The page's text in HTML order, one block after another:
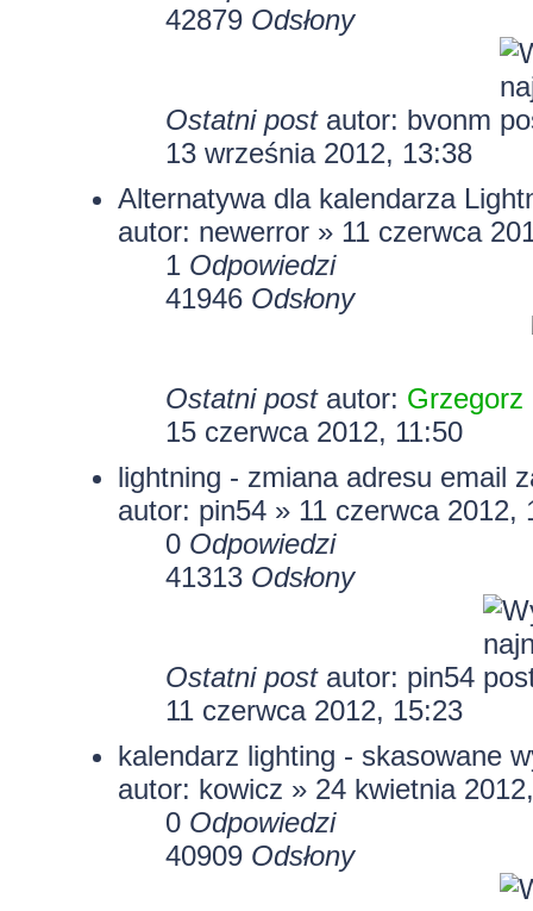
42879 Odsłony
Ostatni post autor: bvonm
13 września 2012, 13:38
Alternatywa dla kalendarza
autor: newerror» 11 czerwca
1 Odpowiedzi
41946 Odsłony
Ostatni post autor: Grzegorz
15 czerwca 2012, 11:50
lightning - zmiana adresu email
autor: pin54» 11 czerwca 2012,
0 Odpowiedzi
41313 Odsłony
Ostatni post autor: pin54
11 czerwca 2012, 15:23
kalendarz lighting - skasowane
autor: kowicz » 24 kwietnia
0 Odpowiedzi
40909 Odsłony